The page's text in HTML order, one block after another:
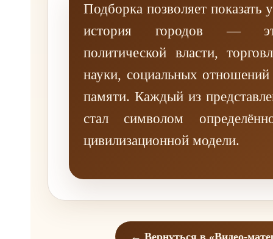
Подборка позволяет показать
история городов —
политической власти,
науки, социальных
памяти. Каждый из
стал символом
цивилизационной модели.
← Вернуться в «Видео-